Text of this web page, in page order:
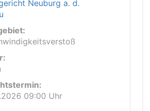
Neuburg a. d.
09:00 Uhr